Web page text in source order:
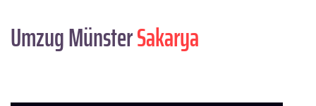
Umzug MünsterSakarya